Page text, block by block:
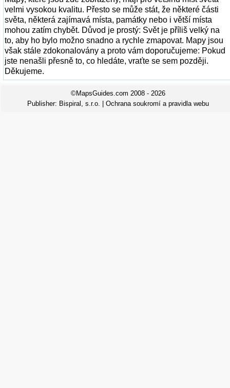
velmi vysokou kvalitu. Přesto se může stát, že některé části
světa, některá zajímavá místa, památky nebo i větší místa
mohou zatím chybět. Důvod je prostý: Svět je příliš velký na
to, aby ho bylo možno snadno a rychle zmapovat. Mapy jsou
však stále zdokonalovány a proto vám doporučujeme: Pokud
jste nenašli přesně to, co hledáte, vraťte se sem později.
Děkujeme.
©MapsGuides.com 2008 - 2026
Publisher: Bispiral, s.r.o. Ochrana soukromí a pravidla webu